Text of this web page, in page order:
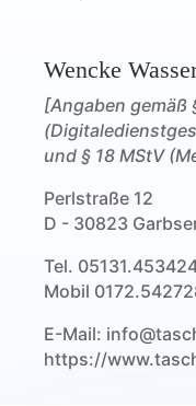
Wencke
[Angaben gemäß
und § 18 MStV
Perlstraße 12
D - 30823
Tel.
Mobil
E-Mail:
https://